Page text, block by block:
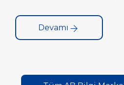
araya gelmek amacıyla
ve Networking Etkinliği”
Devamı